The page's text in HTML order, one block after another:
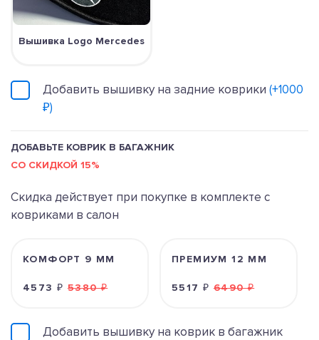
Вышивка Logo Mercedes
Добавить вышивку на задние коврики (+1000
₽)
ДОБАВЬТЕ КОВРИК В БАГАЖНИК
СО СКИДКОЙ 15%
Скидка действует при покупке в комплекте с
ковриками в салон
КОМФОРТ 9 ММ
4573 ₽ 5380 ₽
ПРЕМИУМ 12 ММ
5517 ₽ 6490 ₽
Добавить вышивку на коврик в багажник